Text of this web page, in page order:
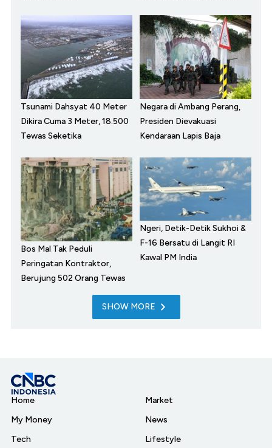
Tsunami Dahsyat 40 Meter
Dikira Cuma 3 Meter, 18.500
Tewas Seketika
Negara di Ambang Perang,
Presiden Dievakuasi
Kendaraan Lapis Baja
Bos Mal Tak Peduli
Peringatan Kontraktor,
Berujung 502 Orang Tewas
Ngeri, Detik-Detik Sukhoi &
F-16 Bersatu di Langit RI
Kawal PM India
SHOW MORE
Home
My Money
Tech
Market
News
Lifestyle